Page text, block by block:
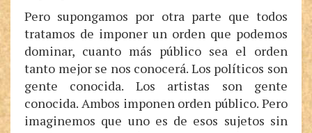
Pero supongamos por otra parte que todos
tratamos de imponer un orden que podemos
dominar, cuanto más público sea el orden
tanto mejor se nos conocerá. Los políticos son
gente conocida. Los artistas son gente
conocida. Ambos imponen orden público. Pero
imaginemos que uno es de esos sujetos sin